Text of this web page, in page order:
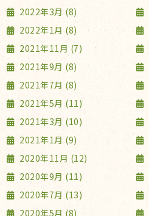
2022年3月 (8)
2022年1月 (8)
2021年11月 (7)
2021年9月 (8)
2021年7月 (8)
2021年5月 (11)
2021年3月 (10)
2021年1月 (9)
2020年11月 (12)
2020年9月 (11)
2020年7月 (13)
2020年5月 (8)